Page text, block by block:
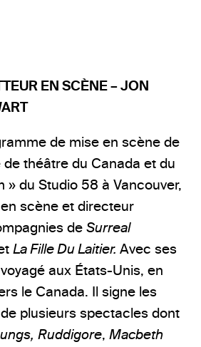
EN SCÈNE – JON
de mise en scène de
de théâtre du Canada et du
» du Studio 58 à Vancouver,
scène et directeur
de Surreal
La Fille Du Laitier. Avec ses
aux États-Unis, en
le Canada. Il signe les
plusieurs spectacles dont
, Ruddigore, Macbeth